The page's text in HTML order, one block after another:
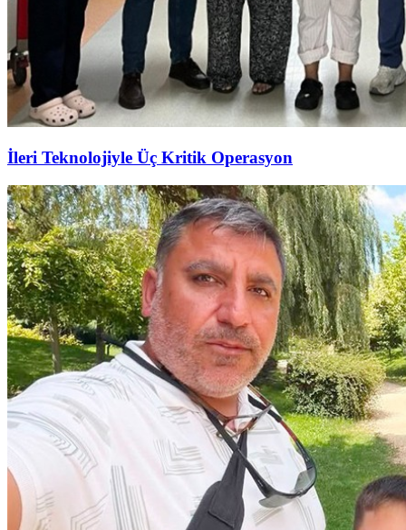
İleri Teknolojiyle Üç Kritik Operasyon